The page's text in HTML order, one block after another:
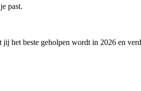
past.
jij het beste geholpen wordt in 2026 en